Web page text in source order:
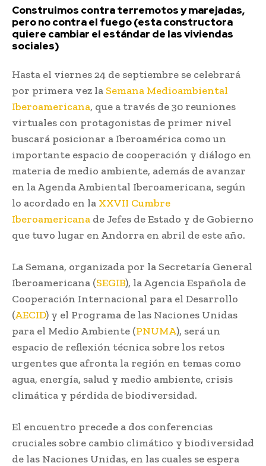
Construimos contra terremotos y marejadas,
pero no contra el fuego (esta constructora
quiere cambiar el estándar de las viviendas
sociales)
Hasta el viernes 24 de septiembre se celebrará
por primera vez la Semana Medioambiental
Iberoamericana, que a través de 30 reuniones
virtuales con protagonistas de primer nivel
buscará posicionar a Iberoamérica como un
importante espacio de cooperación y diálogo en
materia de medio ambiente, además de avanzar
en la Agenda Ambiental Iberoamericana, según
lo acordado en la XXVII Cumbre
Iberoamericana de Jefes de Estado y de Gobierno
que tuvo lugar en Andorra en abril de este año.
La Semana, organizada por la Secretaría General
Iberoamericana (SEGIB), la Agencia Española de
Cooperación Internacional para el Desarrollo
(AECID) y el Programa de las Naciones Unidas
para el Medio Ambiente (PNUMA), será un
espacio de reflexión técnica sobre los retos
urgentes que afronta la región en temas como
agua, energía, salud y medio ambiente, crisis
climática y pérdida de biodiversidad.
El encuentro precede a dos conferencias
cruciales sobre cambio climático y biodiversidad
de las Naciones Unidas, en las cuales se espera